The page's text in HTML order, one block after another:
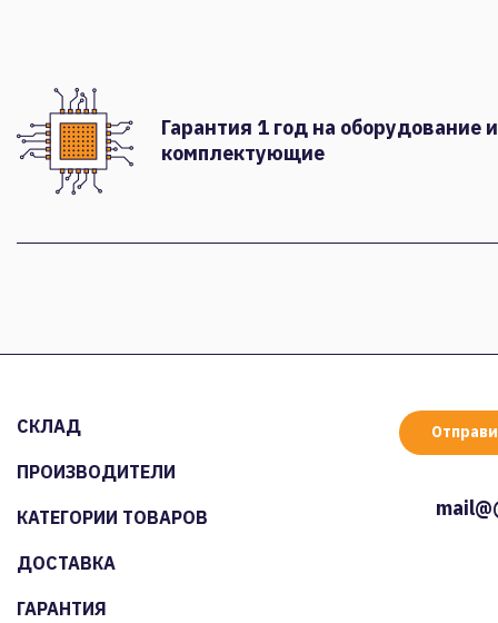
Гарантия 1 год на оборудование и
комплектующие
СКЛАД
ПРОИЗВОДИТЕЛИ
КАТЕГОРИИ ТОВАРОВ
ДОСТАВКА
ГАРАНТИЯ